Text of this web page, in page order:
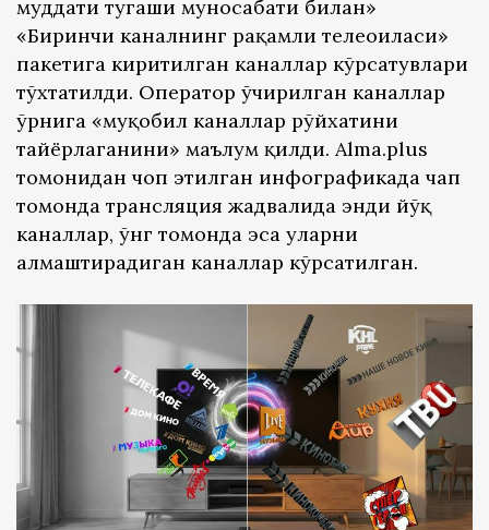
муддати тугаши муносабати билан»
«Биринчи каналнинг рақамли телеоиласи»
пакетига киритилган каналлар кўрсатувлари
тўхтатилди. Оператор ўчирилган каналлар
ўрнига «муқобил каналлар рўйхатини
тайёрлаганини» маълум қилди. Alma.plus
томонидан чоп этилган инфографикада чап
томонда трансляция жадвалида энди йўқ
каналлар, ўнг томонда эса уларни
алмаштирадиган каналлар кўрсатилган.